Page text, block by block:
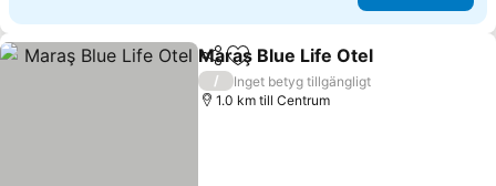
Dela Lägg till i Mina Favoriter
Maraş Blue Life Otel
/
Inget betyg tillgängligt
1.0 km till Centrum